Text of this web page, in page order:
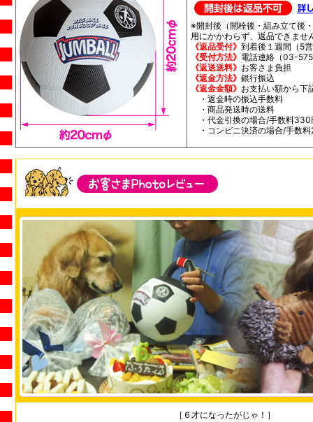
※開封後（開栓後・組み立て後
用にかかわらず、返品できませ
《返品受付》 到着後１週間（5
《受付方法》 電話連絡（03-
《返送送料》 お客さま負担
《返金方法》 銀行振込
《返金金額》 お支払い額から下
・返金時の振込手数料
・商品発送時の送料
・代金引換の場合/手数料330
・コンビニ決済の場合/手
［６才になったがじゃ！］